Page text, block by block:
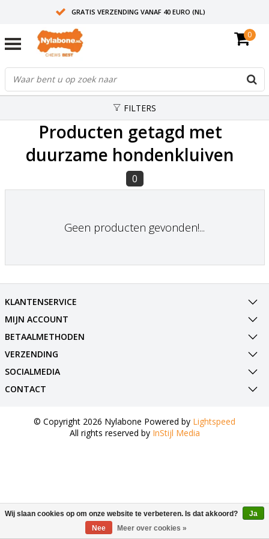
GRATIS VERZENDING VANAF 40 EURO (NL)
0
FILTERS
Producten getagd met
duurzame hondenkluiven
0
Geen producten gevonden!...
KLANTENSERVICE
MIJN ACCOUNT
BETAALMETHODEN
VERZENDING
SOCIALMEDIA
CONTACT
© Copyright 2026 Nylabone Powered by Lightspeed
All rights reserved by InStijl Media
Wij slaan cookies op om onze website te verbeteren. Is dat akkoord?
Ja
Nee
Meer over cookies »